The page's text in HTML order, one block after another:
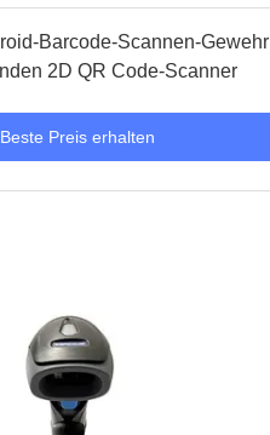
Barcode-Scannen-Gewehr
2D QR Code-Scanner
Beste Preis erhalten